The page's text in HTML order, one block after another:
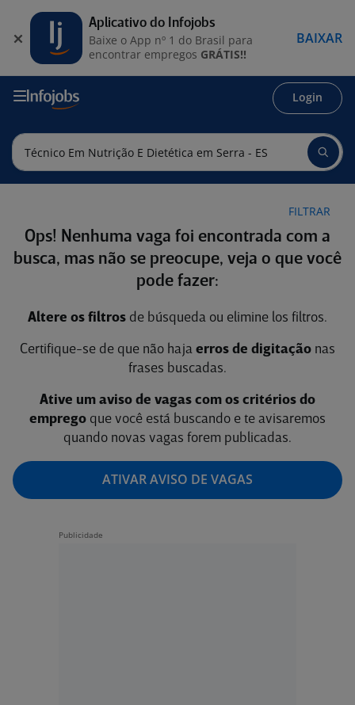
Login
FILTRAR
Ops! Nenhuma vaga foi encontrada com a
busca, mas não se preocupe, veja o que você
pode fazer:
Altere os filtros de búsqueda ou elimine los filtros.
Certifique-se de que não haja erros de digitação nas
frases buscadas.
Ative um aviso de vagas com os critérios do
emprego que você está buscando e te avisaremos
quando novas vagas forem publicadas.
ATIVAR AVISO DE VAGAS
Aplicativo do Infojobs
Baixe o App nº 1 do Brasil para
encontrar empregos GRÁTIS!!
BAIXAR